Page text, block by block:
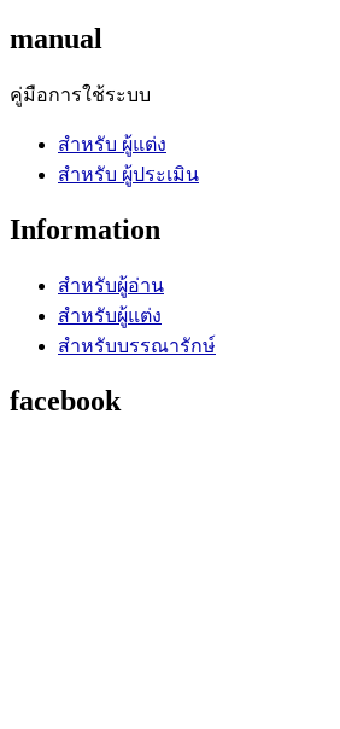
manual
คู่มือการใช้ระบบ
สำหรับ ผู้แต่ง
สำหรับ ผู้ประเมิน
Information
สำหรับผู้อ่าน
สำหรับผู้แต่ง
สำหรับบรรณารักษ์
facebook